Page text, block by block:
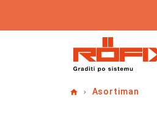
HomeAsortiman